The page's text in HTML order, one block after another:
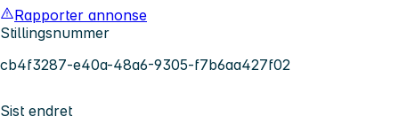
Rapporter annonse
Stillingsnummer
cb4f3287-e40a-48a6-9305-f7b6aa427f02
Sist endret